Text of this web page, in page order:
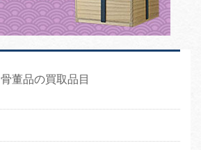
骨董品の買取品目